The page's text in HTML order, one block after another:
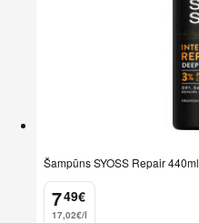
Šampūns SYOSS Repair 440ml
7
. 49€
17,02€/l